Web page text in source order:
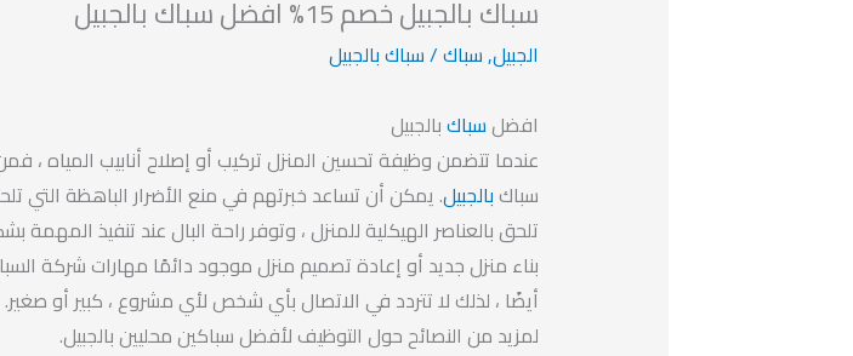
سباك بالجبيل خصم 15% افضل سباك بالجبيل
الجبيل,سباك/سباك بالجبيل
افضل سباكبالجبيل
عندما تتضمن وظيفة تحسين المنزل تركيب أو إصلاح أنابيب المياه ،
سباك بالجبيل. يمكن أن تساعد خبرتهم في منع الأضرار الباهظة التي
تلحق بالعناصر الهيكلية للمنزل ، وتوفر راحة البال عند تنفيذ المهمة
بناء منزل جديد أو إعادة تصميم منزل موجود دائمًا مهارات شركة
أيضًا ، لذلك لا تتردد في الاتصال بأي شخص لأي مشروع ، كبير أو صغير.
لمزيد من النصائح حول التوظيف لأفضل سباكين محليين بالجبيل.